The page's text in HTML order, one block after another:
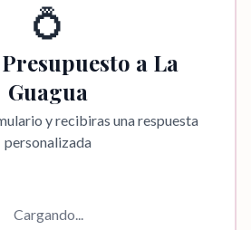
💍
a La
Guagua
y recibiras una respuesta
personalizada
Cargando...